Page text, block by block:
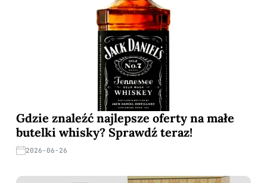
Gdzie znaleźć najlepsze oferty na małe
butelki whisky? Sprawdź teraz!
2026-06-26